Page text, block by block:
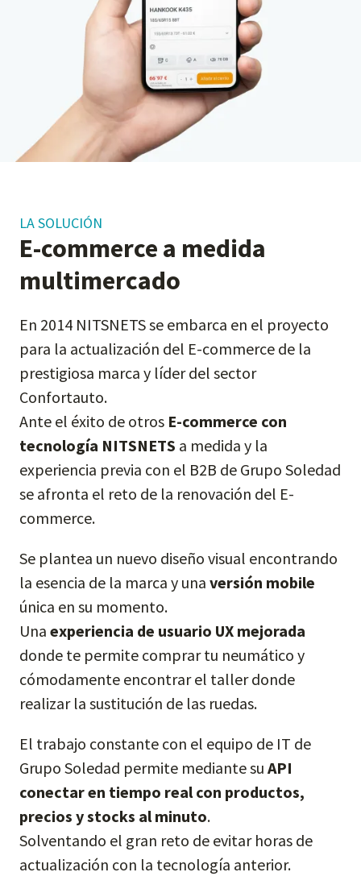
LA SOLUCIÓN
E-commerce a medida
multimercado
En 2014 NITSNETS se embarca en el proyecto
para la actualización del E-commerce de la
prestigiosa marca y líder del sector
Confortauto.
Ante el éxito de otros E-commerce con
tecnología NITSNETS a medida y la
experiencia previa con el B2B de Grupo Soledad
se afronta el reto de la renovación del E-
commerce.
Se plantea un nuevo diseño visual encontrando
la esencia de la marca y una versión mobile
única en su momento.
Una experiencia de usuario UX mejorada
donde te permite comprar tu neumático y
cómodamente encontrar el taller donde
realizar la sustitución de las ruedas.
El trabajo constante con el equipo de IT de
Grupo Soledad permite mediante su API
conectar en tiempo real con productos,
precios y stocks al minuto.
Solventando el gran reto de evitar horas de
actualización con la tecnología anterior.